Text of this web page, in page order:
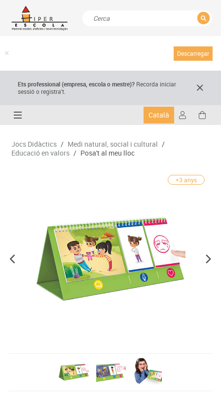
Descarregar
Ets professional (empresa,escola o mestre)? Recorda iniciar
sessió o registra't.
Català
Jocs Didàctics / Medi natural, social i cultural /
Educació en valors / Posa't al meu lloc
+3 anys